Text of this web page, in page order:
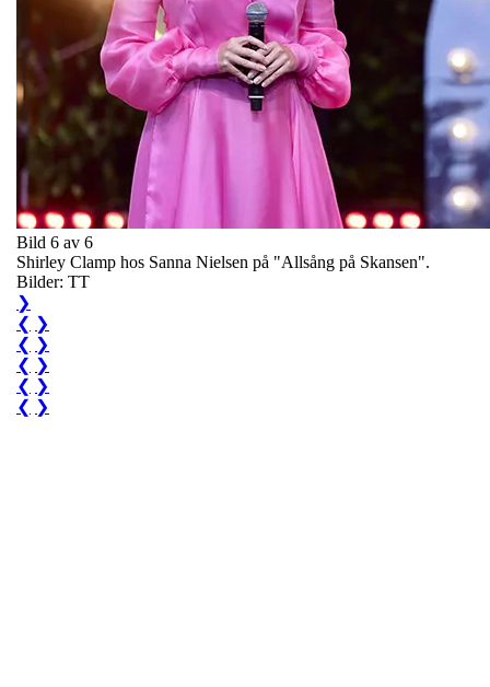
Bild 6 av 6
Shirley Clamp hos Sanna Nielsen på "Allsång på Skansen".
Bilder: TT
❯
❮ ❯
❮ ❯
❮ ❯
❮ ❯
❮ ❯